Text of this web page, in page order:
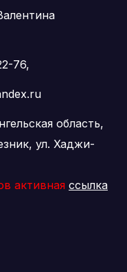
76,
область,
ул. Хаджи-
активная ссылка